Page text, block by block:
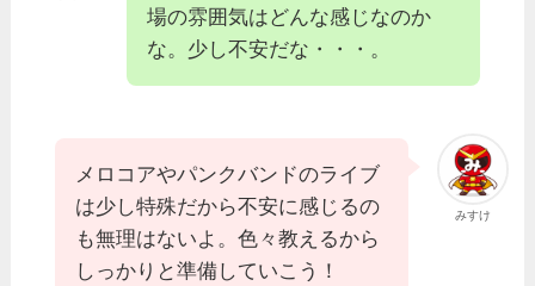
場の雰囲気はどんな感じなのか
な。少し不安だな・・・。
みすけ
メロコアやパンクバンドのライブ
は少し特殊だから不安に感じるの
も無理はないよ。色々教えるから
しっかりと準備していこう！